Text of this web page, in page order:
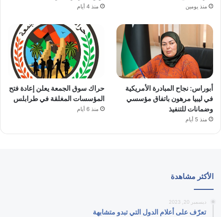
منذ يومين منذ 4 أيام
أبوراس: نجاح المبادرة الأمريكية
في ليبيا مرهون باتفاق مؤسسي
وضمانات للتنفيذ
منذ 5 أيام
حراك سوق الجمعة يعلن إعادة فتح
المؤسسات المغلقة في طرابلس
منذ 6 أيام
الأكثر مشاهدة
ديسمبر 20, 2023
تعرّف على أعلام الدول التي تبدو متشابهة